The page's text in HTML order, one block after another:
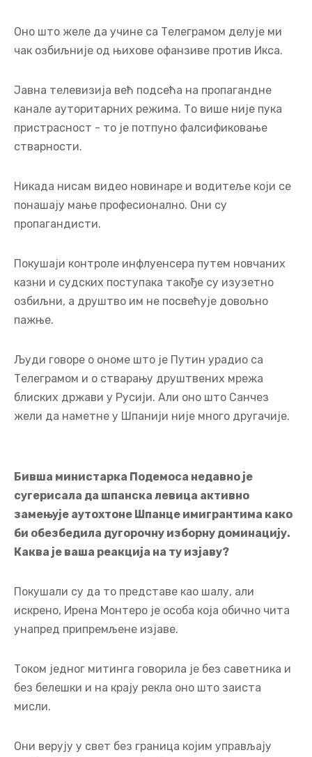
Оно што желе да учине са Телеграмом делује ми
чак озбиљније од њихове офанзиве против Икса.
Јавна телевизија већ подсећа на пропагандне
канале ауторитарних режима. То више није пука
пристрасност - то је потпуно фалсификовање
стварности.
Никада нисам видео новинаре и водитеље који се
понашају мање професионално. Они су
пропагандисти.
Покушаји контроле инфлуенсера путем новчаних
казни и судских поступака такође су изузетно
озбиљни, а друштво им не посвећује довољно
пажње.
Људи говоре о ономе што је Путин урадио са
Телеграмом и о стварању друштвених мрежа
блиских држави у Русији. Али оно што Санчез
жели да наметне у Шпанији није много другачије.
Бивша министарка Подемоса недавно је
сугерисала да шпанска левица активно
замењује аутохтоне Шпанце имигрантима како
би обезбедила дугорочну изборну доминацију.
Каква је ваша реакција на ту изјаву?
Покушали су да то представе као шалу, али
искрено, Ирена Монтеро је особа која обично чита
унапред припремљене изјаве.
Током једног митинга говорила је без саветника и
без белешки и на крају рекла оно што заиста
мисли.
Они верују у свет без граница којим управљају